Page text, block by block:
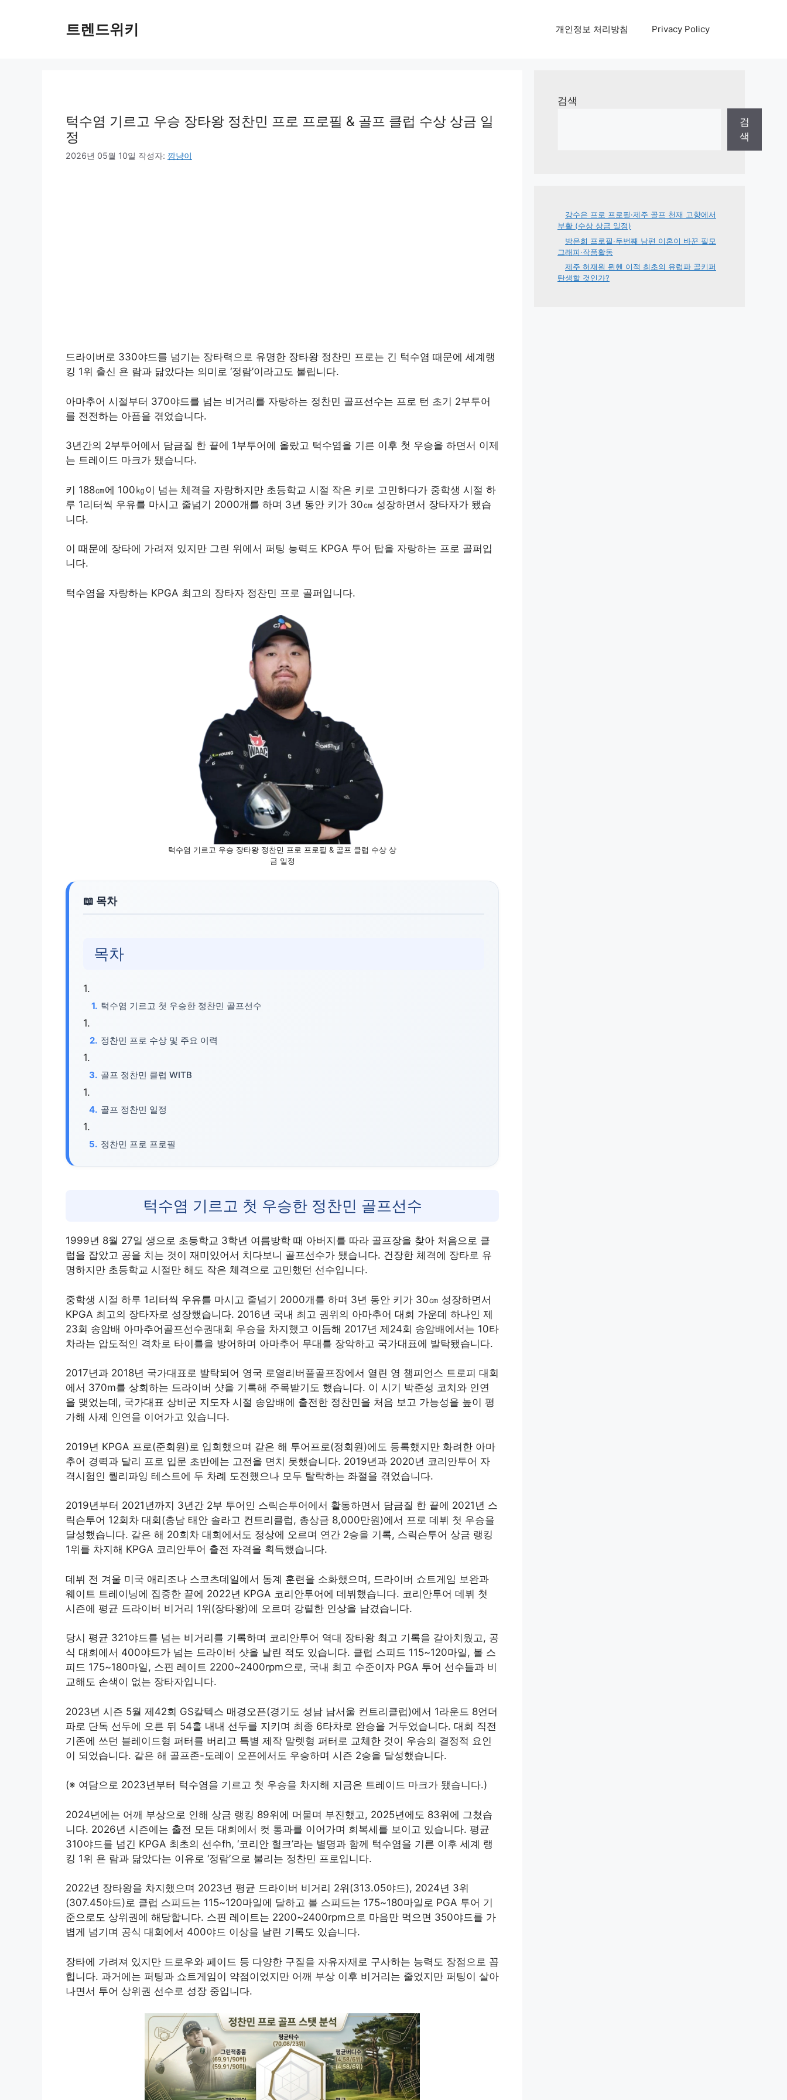
트렌드위키 개인정보 처리방침 Privacy Policy
턱수염 기르고 우승 장타왕 정찬민 프로 프로필 & 골프 클럽 수상 상금 일
정
2026년 05월 10일 작성자: 깜냥이
드라이버로 330야드를 넘기는 장타력으로 유명한 장타왕 정찬민 프로는 긴 턱수염 때문에 세계랭
킹 1위 출신 욘 람과 닮았다는 의미로 ‘정람’이라고도 불립니다.
아마추어 시절부터 370야드를 넘는 비거리를 자랑하는 정찬민 골프선수는 프로 턴 초기 2부투어
를 전전하는 아픔을 겪었습니다.
3년간의 2부투어에서 담금질 한 끝에 1부투어에 올랐고 턱수염을 기른 이후 첫 우승을 하면서 이제
는 트레이드 마크가 됐습니다.
키 188㎝에 100㎏이 넘는 체격을 자랑하지만 초등학교 시절 작은 키로 고민하다가 중학생 시절 하
루 1리터씩 우유를 마시고 줄넘기 2000개를 하며 3년 동안 키가 30㎝ 성장하면서 장타자가 됐습
니다.
이 때문에 장타에 가려져 있지만 그린 위에서 퍼팅 능력도 KPGA 투어 탑을 자랑하는 프로 골퍼입
니다.
턱수염을 자랑하는 KPGA 최고의 장타자 정찬민 프로 골퍼입니다.
턱수염 기르고 우승 장타왕 정찬민 프로 프로필 & 골프 클럽 수상 상
금 일정
목차
턱수염 기르고 첫 우승한 정찬민 골프선수
정찬민 프로 수상 및 주요 이력
골프 정찬민 클럽 WITB
골프 정찬민 일정
정찬민 프로 프로필
턱수염 기르고 첫 우승한 정찬민 골프선수
1999년 8월 27일 생으로 초등학교 3학년 여름방학 때 아버지를 따라 골프장을 찾아 처음으로 클
럽을 잡았고 공을 치는 것이 재미있어서 치다보니 골프선수가 됐습니다. 건장한 체격에 장타로 유
명하지만 초등학교 시절만 해도 작은 체격으로 고민했던 선수입니다.
중학생 시절 하루 1리터씩 우유를 마시고 줄넘기 2000개를 하며 3년 동안 키가 30㎝ 성장하면서
KPGA 최고의 장타자로 성장했습니다. 2016년 국내 최고 권위의 아마추어 대회 가운데 하나인 제
23회 송암배 아마추어골프선수권대회 우승을 차지했고 이듬해 2017년 제24회 송암배에서는 10타
차라는 압도적인 격차로 타이틀을 방어하며 아마추어 무대를 장악하고 국가대표에 발탁됐습니다.
2017년과 2018년 국가대표로 발탁되어 영국 로열리버풀골프장에서 열린 영 챔피언스 트로피 대회
에서 370m를 상회하는 드라이버 샷을 기록해 주목받기도 했습니다. 이 시기 박준성 코치와 인연
을 맺었는데, 국가대표 상비군 지도자 시절 송암배에 출전한 정찬민을 처음 보고 가능성을 높이 평
가해 사제 인연을 이어가고 있습니다.
2019년 KPGA 프로(준회원)로 입회했으며 같은 해 투어프로(정회원)에도 등록했지만 화려한 아마
추어 경력과 달리 프로 입문 초반에는 고전을 면치 못했습니다. 2019년과 2020년 코리안투어 자
격시험인 퀄리파잉 테스트에 두 차례 도전했으나 모두 탈락하는 좌절을 겪었습니다.
2019년부터 2021년까지 3년간 2부 투어인 스릭슨투어에서 활동하면서 담금질 한 끝에 2021년 스
릭슨투어 12회차 대회(충남 태안 솔라고 컨트리클럽, 총상금 8,000만원)에서 프로 데뷔 첫 우승을
달성했습니다. 같은 해 20회차 대회에서도 정상에 오르며 연간 2승을 기록, 스릭슨투어 상금 랭킹
1위를 차지해 KPGA 코리안투어 출전 자격을 획득했습니다.
데뷔 전 겨울 미국 애리조나 스코츠데일에서 동계 훈련을 소화했으며, 드라이버 쇼트게임 보완과
웨이트 트레이닝에 집중한 끝에 2022년 KPGA 코리안투어에 데뷔했습니다. 코리안투어 데뷔 첫
시즌에 평균 드라이버 비거리 1위(장타왕)에 오르며 강렬한 인상을 남겼습니다.
당시 평균 321야드를 넘는 비거리를 기록하며 코리안투어 역대 장타왕 최고 기록을 갈아치웠고, 공
식 대회에서 400야드가 넘는 드라이버 샷을 날린 적도 있습니다. 클럽 스피드 115~120마일, 볼 스
피드 175~180마일, 스핀 레이트 2200~2400rpm으로, 국내 최고 수준이자 PGA 투어 선수들과 비
교해도 손색이 없는 장타자입니다.
2023년 시즌 5월 제42회 GS칼텍스 매경오픈(경기도 성남 남서울 컨트리클럽)에서 1라운드 8언더
파로 단독 선두에 오른 뒤 54홀 내내 선두를 지키며 최종 6타차로 완승을 거두었습니다. 대회 직전
기존에 쓰던 블레이드형 퍼터를 버리고 특별 제작 말렛형 퍼터로 교체한 것이 우승의 결정적 요인
이 되었습니다. 같은 해 골프존-도레이 오픈에서도 우승하며 시즌 2승을 달성했습니다.
(※ 여담으로 2023년부터 턱수염을 기르고 첫 우승을 차지해 지금은 트레이드 마크가 됐습니다.)
2024년에는 어깨 부상으로 인해 상금 랭킹 89위에 머물며 부진했고, 2025년에도 83위에 그쳤습
니다. 2026년 시즌에는 출전 모든 대회에서 컷 통과를 이어가며 회복세를 보이고 있습니다. 평균
310야드를 넘긴 KPGA 최초의 선수fh, ‘코리안 헐크’라는 별명과 함께 턱수염을 기른 이후 세계 랭
킹 1위 욘 람과 닮았다는 이유로 ‘정람’으로 불리는 정찬민 프로입니다.
2022년 장타왕을 차지했으며 2023년 평균 드라이버 비거리 2위(313.05야드), 2024년 3위
(307.45야드)로 클럽 스피드는 115~120마일에 달하고 볼 스피드는 175~180마일로 PGA 투어 기
준으로도 상위권에 해당합니다. 스핀 레이트는 2200~2400rpm으로 마음만 먹으면 350야드를 가
볍게 넘기며 공식 대회에서 400야드 이상을 날린 기록도 있습니다.
장타에 가려져 있지만 드로우와 페이드 등 다양한 구질을 자유자재로 구사하는 능력도 장점으로 꼽
힙니다. 과거에는 퍼팅과 쇼트게임이 약점이었지만 어깨 부상 이후 비거리는 줄었지만 퍼팅이 살아
나면서 투어 상위권 선수로 성장 중입니다.
검색
검
색
강수은 프로 프로필·제주 골프 천재 고향에서
부활 (수상 상금 일정)
방은희 프로필·두번째 남편 이혼이 바꾼 필모
그래피·작품활동
제주 허재원 뮌헨 이적 최초의 유럽파 골키퍼
탄생할 것인가?